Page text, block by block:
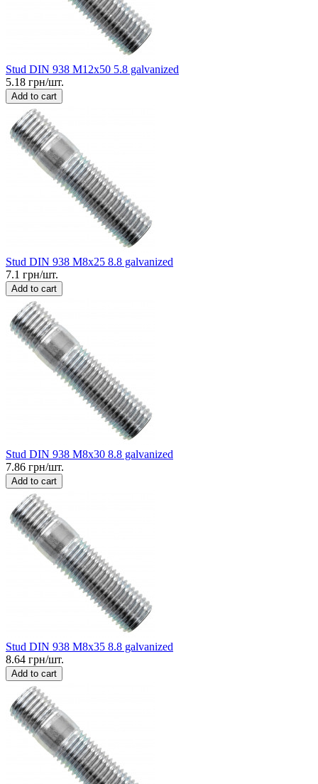
Stud DIN 938 M12x50 5.8 galvanized
5.18 грн/шт.
Add to cart
Stud DIN 938 M8x25 8.8 galvanized
7.1 грн/шт.
Add to cart
Stud DIN 938 M8x30 8.8 galvanized
7.86 грн/шт.
Add to cart
Stud DIN 938 M8x35 8.8 galvanized
8.64 грн/шт.
Add to cart